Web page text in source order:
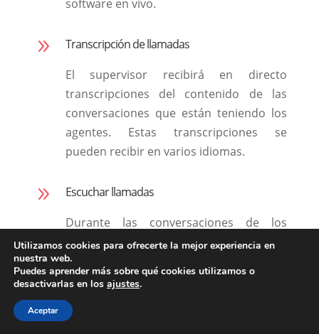
software en vivo.
9
Transcripción de llamadas
El supervisor recibirá en directo
transcripciones del contenido de las
conversaciones que están teniendo los
agentes. Estas transcripciones se
pueden recibir en varios idiomas.
9
Escuchar llamadas
Durante las conversaciones de los
agentes, el supervisor tendrá acceso a
escuchar todas las conversaciones del
call center software en directo.
9 Activación y desactivación
Utilizamos cookies para ofrecerte la mejor experiencia en
nuestra web.
Puedes aprender más sobre qué cookies utilizamos o
desactivarlas en los ajustes.
Aceptar